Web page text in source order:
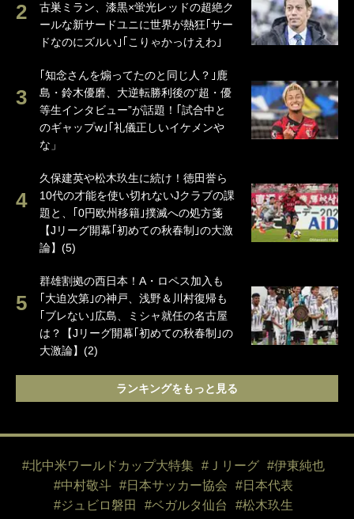
古巣ミラン、漆黒×蛍光レッドの超絶ク
ールな新サードユニに世界が熱狂｢サー
ドなのにズルい｣｢こりゃかっけえわ｣
｢知念さんを煽ってたのと同じ人？｣鹿
島・鈴木優磨、大逆転勝利後の“超・優
等生インタビュー”が話題！｢試合中と
のギャップw｣｢礼儀正しいイケメンや
な」
久保建英や松木玖生に続け！徳田誉ら
10代の才能を使い切れないJクラブの課
題と、｢0円欧州移籍｣撲滅への処方箋
【Jリーグ開幕｢初めての秋春制｣の大激
論】(5)
群雄割拠の西日本！A・ロペス加入も
｢大迫次第｣の神戸、浅野＆川村復帰も
｢ブレない｣広島、ミシャ就任の名古屋
は？【Jリーグ開幕｢初めての秋春制｣の
大激論】(2)
ランキングをもっと見る
#北中米ワールドカップ大特集 #Ｊリーグ
#伊東純也
#中村敬斗
#日本サッカー協会
#日本代表
#ジュビロ磐田
#ベガルタ仙台
#松木玖生